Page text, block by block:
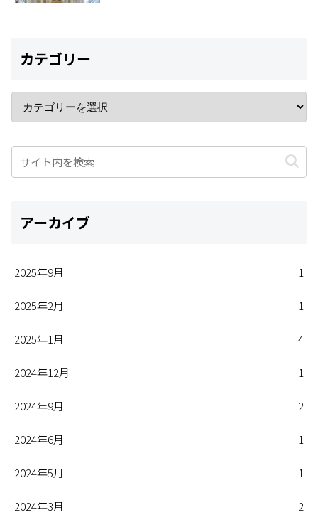
カテゴリー
アーカイブ
2025年9月 1
2025年2月 1
2025年1月 4
2024年12月 1
2024年9月 2
2024年6月 1
2024年5月 1
2024年3月 2